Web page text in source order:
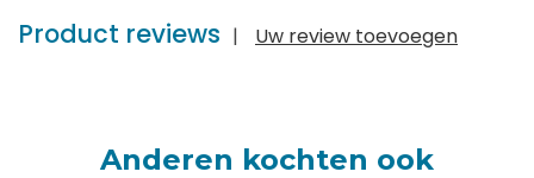
Product reviews | Uw review toevoegen
Anderen kochten ook